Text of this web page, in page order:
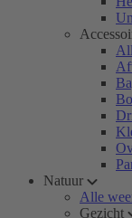
Natuur
Alle
Gezicht